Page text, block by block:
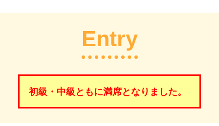
Entry
初級・中級ともに満席となりました。